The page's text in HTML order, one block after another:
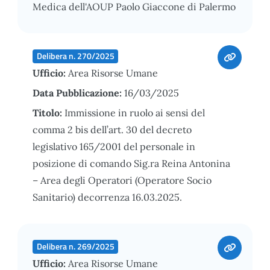
Medica dell'AOUP Paolo Giaccone di Palermo
Delibera n. 270/2025
Ufficio: Area Risorse Umane
Data Pubblicazione: 16/03/2025
Titolo: Immissione in ruolo ai sensi del
comma 2 bis dell’art. 30 del decreto
legislativo 165/2001 del personale in
posizione di comando Sig.ra Reina Antonina
– Area degli Operatori (Operatore Socio
Sanitario) decorrenza 16.03.2025.
Delibera n. 269/2025
Ufficio: Area Risorse Umane